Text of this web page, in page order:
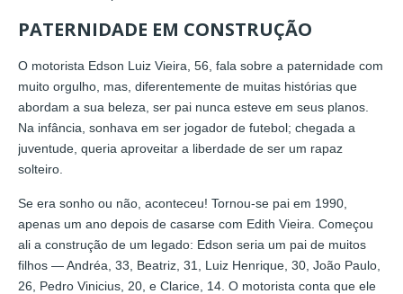
PATERNIDADE EM CONSTRUÇÃO
O motorista Edson Luiz Vieira, 56, fala sobre a paternidade com
muito orgulho, mas, diferentemente de muitas histórias que
abordam a sua beleza, ser pai nunca esteve em seus planos.
Na infância, sonhava em ser jogador de futebol; chegada a
juventude, queria aproveitar a liberdade de ser um rapaz
solteiro.
Se era sonho ou não, aconteceu! Tornou-se pai em 1990,
apenas um ano depois de casarse com Edith Vieira. Começou
ali a construção de um legado: Edson seria um pai de muitos
filhos — Andréa, 33, Beatriz, 31, Luiz Henrique, 30, João Paulo,
26, Pedro Vinicius, 20, e Clarice, 14. O motorista conta que ele